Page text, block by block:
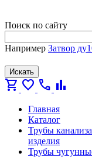
Поиск по сайту
Например Затвор
Искать
shopping_cart favorite call bar_chart
Главная
Каталог
Трубы
изделия
Трубы